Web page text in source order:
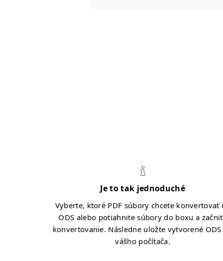
Je to tak jednoduché
Vyberte, ktoré PDF súbory chcete konvertovať
ODS alebo potiahnite súbory do boxu a
konvertovanie. Následne uložte vytvorené
vášho počítača.